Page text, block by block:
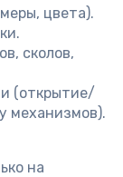
цвета).
сколов,
(открытие/
механизмов).
на